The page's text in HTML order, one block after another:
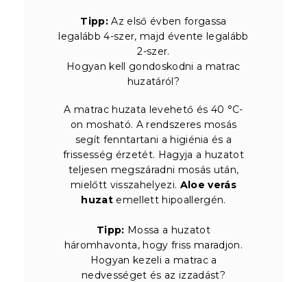
Tipp: Az első évben forgassa
legalább 4-szer, majd évente legalább
2-szer.
Hogyan kell gondoskodni a matrac
huzatáról?
A matrac huzata levehető és 40 °C-
on mosható. A rendszeres mosás
segít fenntartani a higiénia és a
frissesség érzetét. Hagyja a huzatot
teljesen megszáradni mosás után,
mielőtt visszahelyezi. Aloe verás
huzat emellett hipoallergén.
Tipp: Mossa a huzatot
háromhavonta, hogy friss maradjon.
Hogyan kezeli a matrac a
nedvességet és az izzadást?